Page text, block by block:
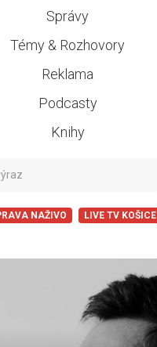
Správy
Témy & Rozhovory
Reklama
Podcasty
Knihy
NAŽIVO LIVE TV KOŠICE